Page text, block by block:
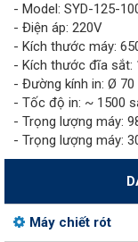
- Model: SYD-125-
- Điện áp: 220V
- Kích thước máy:
- Kích thước đĩa sắt:
- Đường kính in: Ø 70
- Tốc độ in: ~ 1500
- Trọng lượng máy:
- Trọng lượng máy:
Máy chiết rót